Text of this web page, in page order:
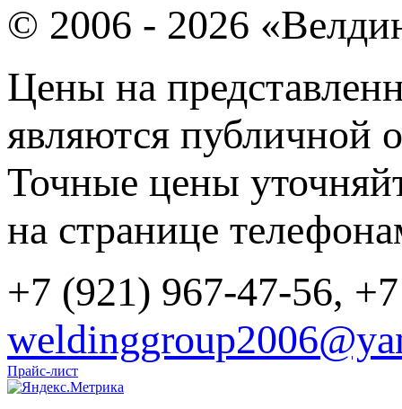
© 2006 - 2026
Цены на
являются публичной
Точные цены
на странице
+7 (921) 967-47-56,
Прайс-лист